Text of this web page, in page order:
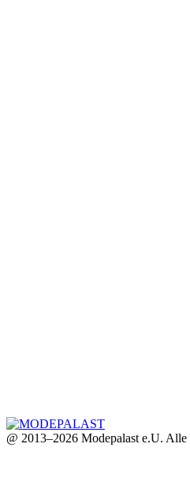
@ 2013–2026 Modepalast e.U. Alle